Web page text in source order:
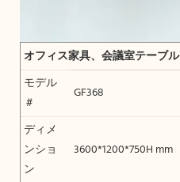
オフィス家具、会議室テーブル
モデル
＃
GF368
ディメ
ンショ
ン
3600*1200*750H mm